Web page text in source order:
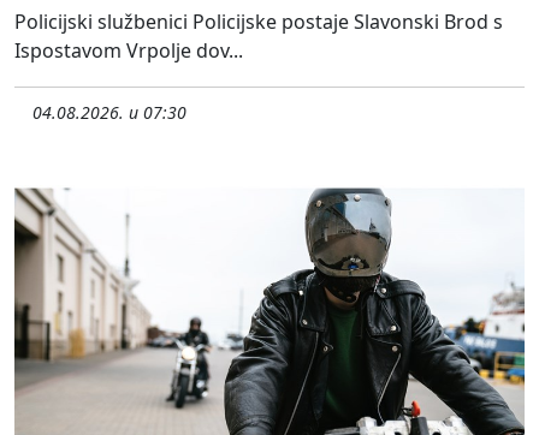
Policijski službenici Policijske postaje Slavonski Brod s
Ispostavom Vrpolje dov...
04.08.2026. u 07:30